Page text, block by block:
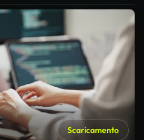
Scaricamento